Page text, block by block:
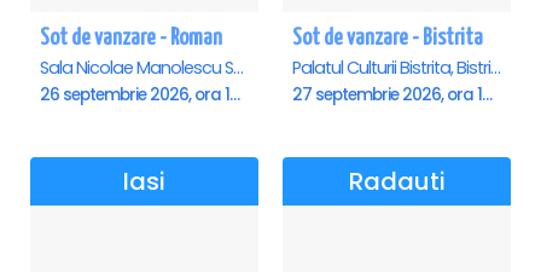
Sot de vanzare - Roman
Sala Nicolae Manolescu Strunga (Sala de festivitati a Primariei Roman), Roman
26 septembrie 2026, ora 19:00
Sot de vanzare - Bistrita
Palatul Culturii Bistrita, Bistrita
27 septembrie 2026, ora 19:00
Iasi Radauti